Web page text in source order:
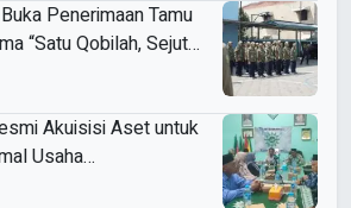
Penerimaan Tamu
“Satu Qobilah, Sejuta
Akuisisi Aset untuk
Usaha